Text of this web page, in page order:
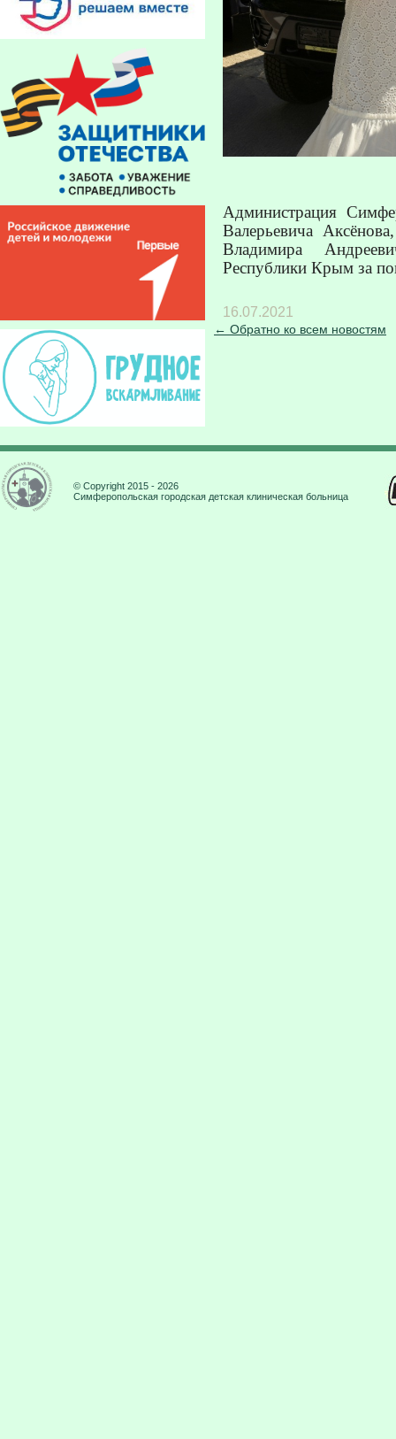
Администрация
Валерьевича
Владимира
Республики Крым за
16.07.2021
← Обратно ко всем новостям
© Copyright 2015 - 2026
Симферопольская городская детская клиническая больница